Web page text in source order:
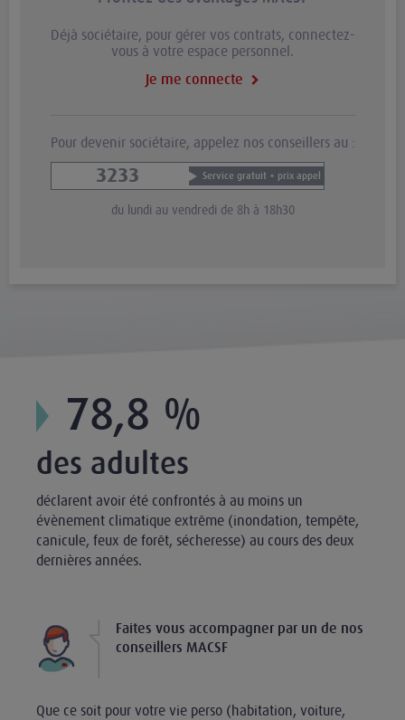
Déjà sociétaire, pour gérer vos contrats, connectez-
vous à votre espace personnel.
Je me connecte
Pour devenir sociétaire, appelez nos conseillers au :
3233 Service gratuit + prix appel
du lundi au vendredi de 8h à 18h30
78,8 %
des adultes
déclarent avoir été confrontés à au moins un
évènement climatique extrême (inondation, tempête,
canicule, feux de forêt, sécheresse) au cours des deux
dernières années.
Faites vous accompagner par un de nos
conseillers MACSF
Que ce soit pour votre vie perso (habitation, voiture,